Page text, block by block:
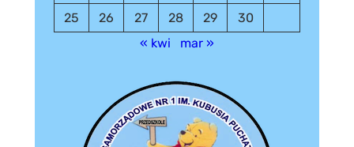
25
26 27 28 29
30
« kwi
mar »